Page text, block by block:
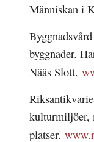
Människan i
byggnader.
Nääs Slott.
kulturmiljöer,
platser.